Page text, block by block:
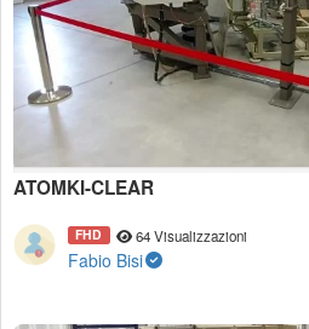
ATOMKI-CLEAR
FHD 64 Visualizzazioni
Fabio Bisi